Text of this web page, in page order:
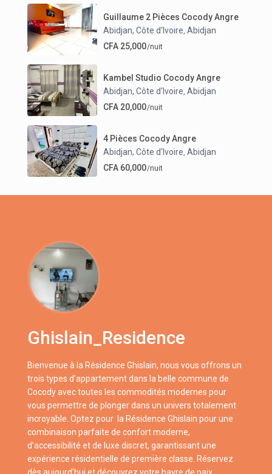
Guillaume 2 Pièces Cocody Angre
Abidjan, Côte d'Ivoire ,Abidjan
CFA 25,000/nuit
Kambel Studio Cocody Angre
Abidjan, Côte d'Ivoire ,Abidjan
CFA 20,000/nuit
4 Pièces Cocody Angre
Abidjan, Côte d'Ivoire ,Abidjan
CFA 60,000/nuit
Ghislain_Residence
Bienvenue à la Résidence Ghislain, nous vous offrons un
trois types d’appartement dans la belle commune de
Cocody avec toutes les commodités modernes pour
vous permettre de plonger dans un univers totalement
incroyable. Optez pour la Résidence Ghislain pour une
combinaison parfaite de confort moderne,
d’accessibilité et de luxe discret, garantissant une
expérience résidentielle de première classe. Réservez